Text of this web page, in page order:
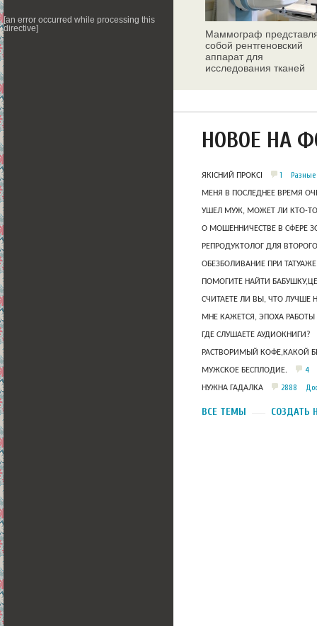
[an error occurred while processing this
directive]
Маммограф
собой рентгеновский
аппарат для
исследования тканей
НОВОЕ НА
ЯКІСНИЙ ПРОКСІ 1
МЕНЯ В ПОСЛЕДНЕЕ ВРЕМЯ
УШЕЛ МУЖ, МОЖЕТ ЛИ КТО-ТО
О МОШЕННИЧЕСТВЕ В СФЕРЕ
РЕПРОДУКТОЛОГ ДЛЯ
ОБЕЗБОЛИВАНИЕ ПРИ
ПОМОГИТЕ НАЙТИ
СЧИТАЕТЕ ЛИ ВЫ, ЧТО ЛУЧШЕ
МНЕ КАЖЕТСЯ, ЭПОХА
ГДЕ СЛУШАЕТЕ АУДИОКНИГИ?
РАСТВОРИМЫЙ КОФЕ,КАКОЙ
МУЖСКОЕ БЕСПЛОДИЕ. 4
НУЖНА ГАДАЛКА 2888
ВСЕ ТЕМЫ СОЗДАТЬ